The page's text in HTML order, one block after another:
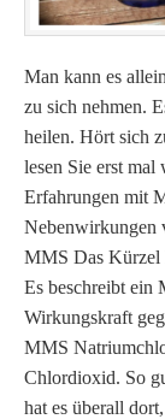
Man kann es
zu sich nehmen.
heilen. Hört sich
lesen Sie erst mal
Erfahrungen mit
Nebenwirkungen
MMS Das Kürzel
Es beschreibt ein
Wirkungskraft
MMS
Chlordioxid. So
hat es überall